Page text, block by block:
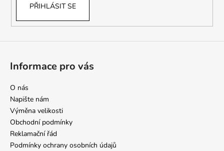
PŘIHLÁSIT SE
Informace pro vás
O nás
Napište nám
Výměna velikosti
Obchodní podmínky
Reklamační řád
Podmínky ochrany osobních údajů